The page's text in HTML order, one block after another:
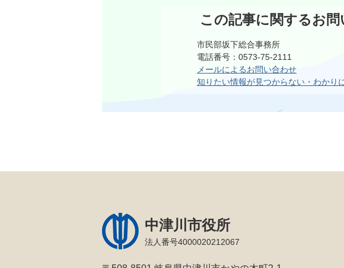
この記事に関するお
市民部坂下総合事務所
電話番号：0573-75-2111
メールによるお問い合わせ
知りたい情報が見つからない・わかり
中津川市役所
法人番号4000020212067